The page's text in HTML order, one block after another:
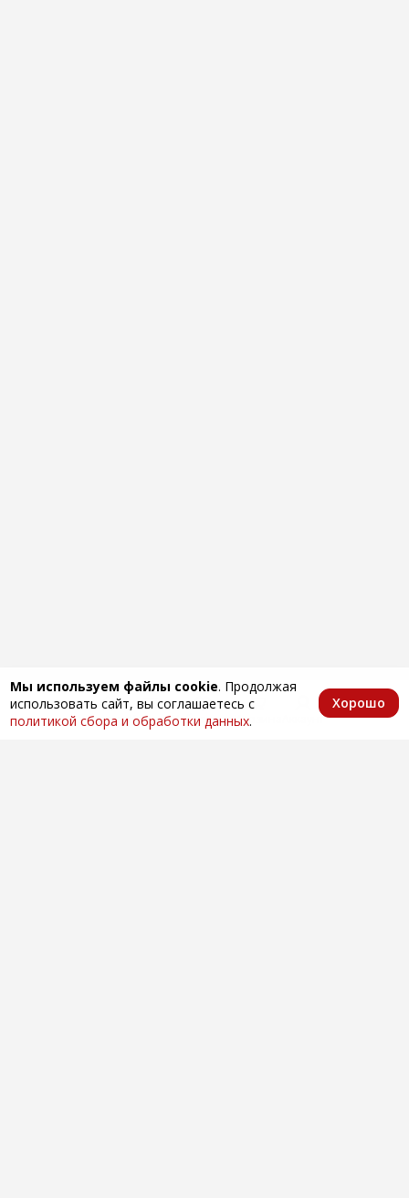
Мы используем файлы cookie. Продолжая
использовать сайт, вы соглашаетесь с
политикой сбора и обработки данных.
Хорошо
Главная КаталогИзбранноеКорзина Аккаунт